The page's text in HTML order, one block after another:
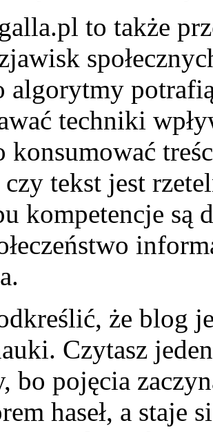
to także
algorytmy
techniki
tekst jest
kompetencje są
że blog
Czytasz
bo pojęcia
haseł, a staje